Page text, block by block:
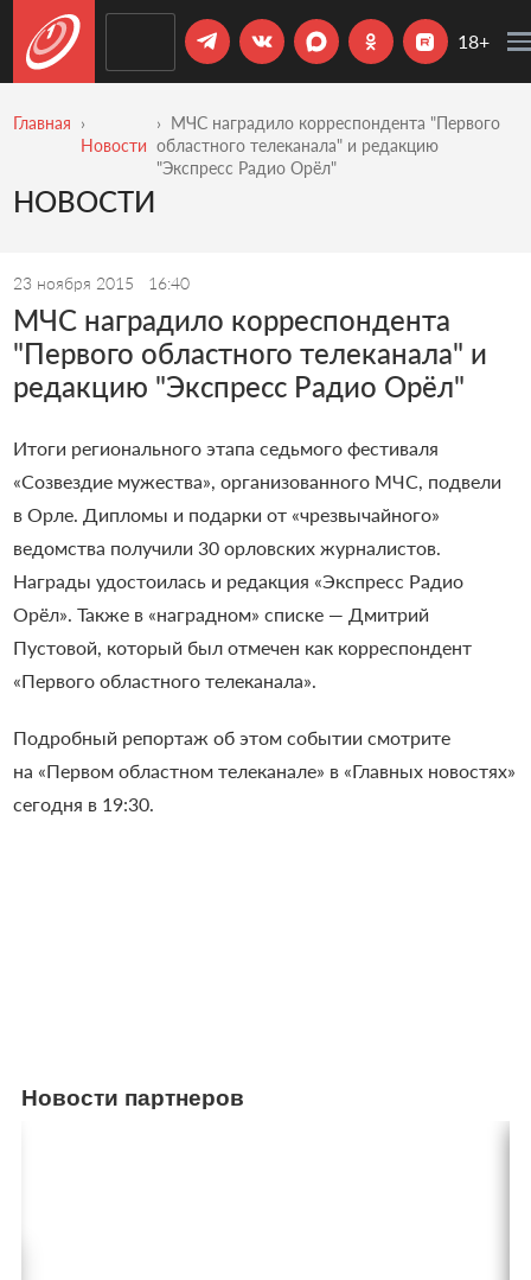
18+
Главная
Новости
МЧС наградило корреспондента "Первого
областного телеканала" и редакцию
"Экспресс Радио Орёл"
НОВОСТИ
23 ноября 2015 16:40
МЧС наградило корреспондента
"Первого областного телеканала" и
редакцию "Экспресс Радио Орёл"
Итоги регионального этапа седьмого фестиваля
«Созвездие мужества», организованного МЧС, подвели
в Орле. Дипломы и подарки от «чрезвычайного»
ведомства получили 30 орловских журналистов.
Награды удостоилась и редакция «Экспресс Радио
Орёл». Также в «наградном» списке — Дмитрий
Пустовой, который был отмечен как корреспондент
«Первого областного телеканала».
Подробный репортаж об этом событии смотрите
на «Первом областном телеканале» в «Главных новостях»
сегодня в 19:30.
Новости партнеров